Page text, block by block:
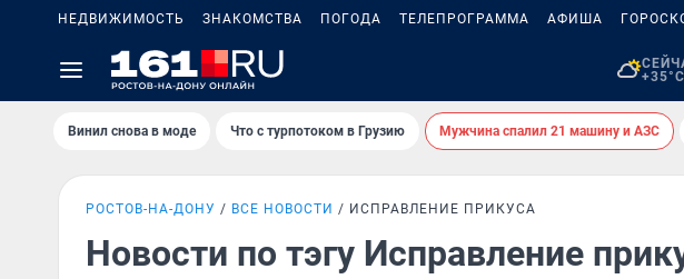
НЕДВИЖИМОСТЬ ЗНАКОМСТВА ПОГОДА ТЕЛЕПРОГРАММА АФИША
+35°C
Винил снова в моде Что с турпотоком в Грузию Мужчина спалил 21 машину и АЗС
РОСТОВ-НА-ДОНУ ВСЕ НОВОСТИ ИСПРАВЛЕНИЕ ПРИКУСА
Новости по тэгу Исправление